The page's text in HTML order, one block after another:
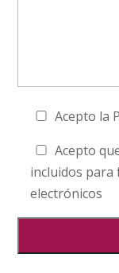
Acepto la
Acepto
incluidos para
electrónicos